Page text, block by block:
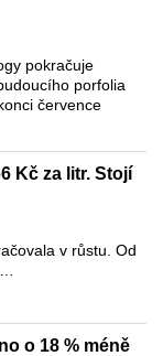
pokračuje
porfolia
července
Kč za litr. Stojí
v růstu. Od
o 18 % méně